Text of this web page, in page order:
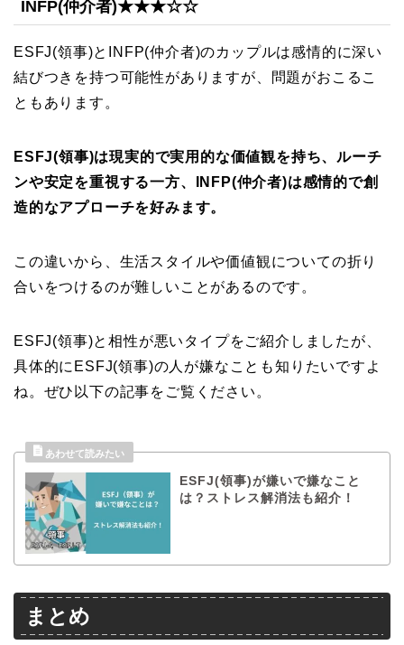
INFP(仲介者)★★★☆☆
ESFJ(領事)とINFP(仲介者)のカップルは感情的に深い
結びつきを持つ可能性がありますが、問題がおこるこ
ともあります。
ESFJ(領事)は現実的で実用的な価値観を持ち、ルーチ
ンや安定を重視する一方、INFP(仲介者)は感情的で創
造的なアプローチを好みます。
この違いから、生活スタイルや価値観についての折り
合いをつけるのが難しいことがあるのです。
ESFJ(領事)と相性が悪いタイプをご紹介しましたが、
具体的にESFJ(領事)の人が嫌なことも知りたいですよ
ね。ぜひ以下の記事をご覧ください。
ESFJ(領事)が嫌いで嫌なこと
は？ストレス解消法も紹介！
まとめ